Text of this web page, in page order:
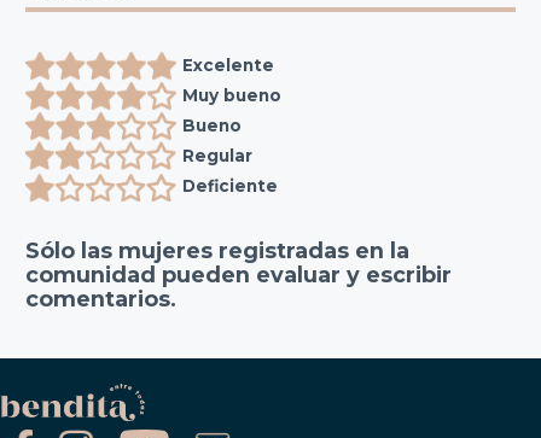
Excelente
Muy bueno
Bueno
Regular
Deficiente
Sólo las mujeres registradas en la
comunidad pueden evaluar y escribir
comentarios.